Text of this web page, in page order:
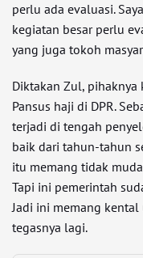
perlu ada evaluasi.
kegiatan besar perlu
yang juga tokoh
Diktakan Zul,
Pansus haji di DPR.
terjadi di tengah
baik dari tahun-tahun
itu memang tidak
Tapi ini pemerintah
Jadi ini memang
tegasnya lagi.